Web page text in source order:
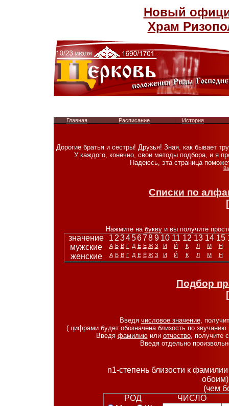
Новый
Храм
Главная Расписание История
Дорогие братья и сестры! Друзья! Зная, как бывает
У каждого, конечно, свои методы подбора, и я
Надеюсь, эта страница
Списки по
Нажмите на буквуи вы получите
значение 1 23456789 10 11 12 13 14 15
мужские
А Б В Г Д Е Ё Ж З И Й К Л М Н
женские А Б В Г Д Е Ё Ж З И Й К Л М Н
Подбор
Введя числовое значение,
( цифрами будет обозначена близость по
Введя фамилиюили отчество, получите
Введя отдельно
n1-степень близости к
(чем
РОД
ЧИСЛО